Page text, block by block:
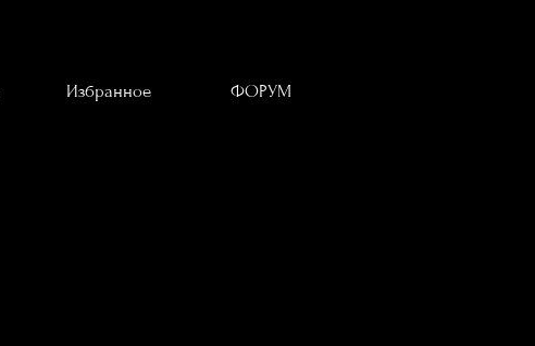
Избранное ФОРУМ